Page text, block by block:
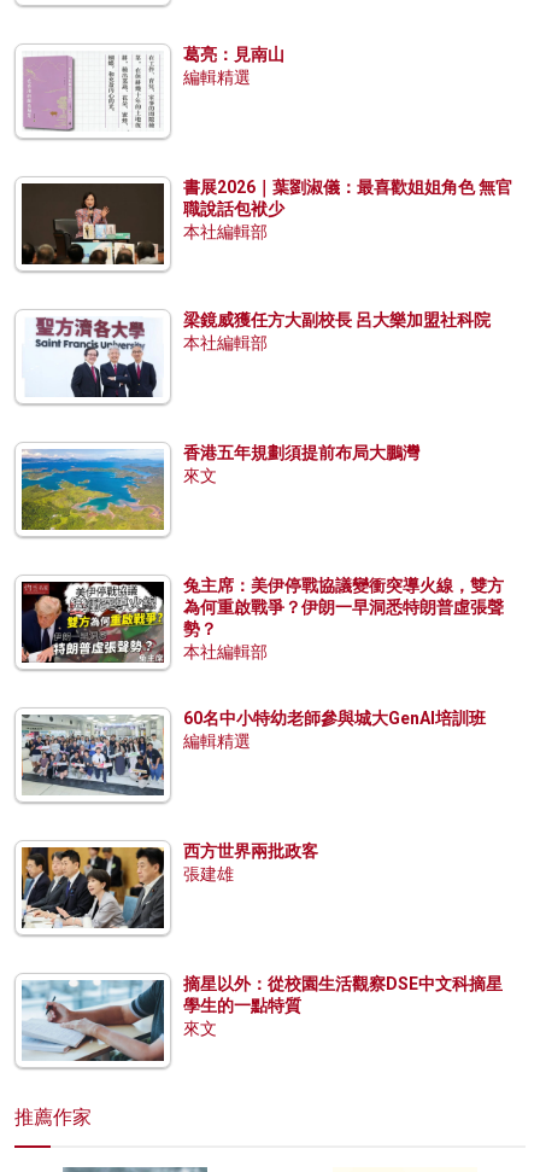
葛亮：見南山
編輯精選
書展2026｜葉劉淑儀：最喜歡姐姐角色 無官
職說話包袱少
本社編輯部
梁鏡威獲任方大副校長 呂大樂加盟社科院
本社編輯部
香港五年規劃須提前布局大鵬灣
來文
兔主席：美伊停戰協議變衝突導火線，雙方
為何重啟戰爭？伊朗一早洞悉特朗普虛張聲
勢？
本社編輯部
60名中小特幼老師參與城大GenAI培訓班
編輯精選
西方世界兩批政客
張建雄
摘星以外：從校園生活觀察DSE中文科摘星
學生的一點特質
來文
推薦作家